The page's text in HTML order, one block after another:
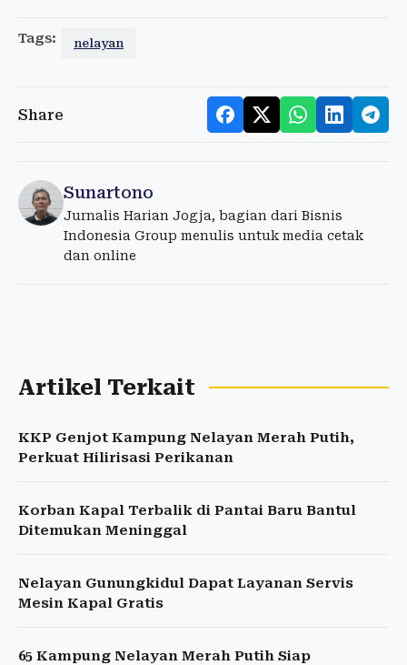
Tags: nelayan
Share
Sunartono
Jurnalis Harian Jogja, bagian dari Bisnis
Indonesia Group menulis untuk media cetak
dan online
Artikel Terkait
KKP Genjot Kampung Nelayan Merah Putih,
Perkuat Hilirisasi Perikanan
Korban Kapal Terbalik di Pantai Baru Bantul
Ditemukan Meninggal
Nelayan Gunungkidul Dapat Layanan Servis
Mesin Kapal Gratis
65 Kampung Nelayan Merah Putih Siap